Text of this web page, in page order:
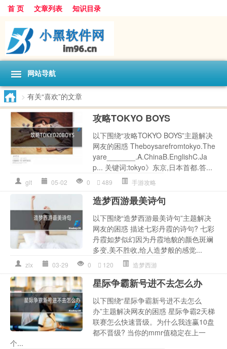
首 页 文章列表 知识目录
网站导航
> 有关“喜欢”的文章
攻略TOKYO BOYS
以下围绕“攻略TOKYO BOYS”主题解决
网友的困惑 Theboysarefromtokyo.The
yare_______.A.ChinaB.EnglishC.Ja
p... 关键词:tokyo》东京,日本首都.答...
glt 05-02 0 489 手游攻略
造梦西游最美诗句
以下围绕“造梦西游最美诗句”主题解决
网友的困惑 描述七彩丹霞的诗句? 七彩
丹霞如梦似幻因为丹霞地貌的颜色斑斓
多变,美不胜收,给人造梦般的感觉...
zlx 03-29 0 120 造梦西游
星际争霸新号进不去怎么办
以下围绕“星际争霸新号进不去怎么
办”主题解决网友的困惑 星际争霸2天梯
联赛怎么快速晋级。为什么我连赢10盘
都不晋级? 当你的mmr值稳定在上一
个...